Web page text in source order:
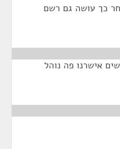
אחר כך עושה גם רשם
אישרנו פה נוהל